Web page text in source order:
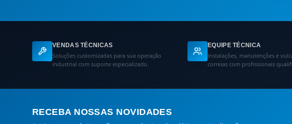
VENDAS TÉCNICAS
Soluções customizadas para sua operação
industrial com suporte especializado.
EQUIPE TÉCNICA
Instalações, manutenções e
correias com profissionais
RECEBA NOSSAS NOVIDADES